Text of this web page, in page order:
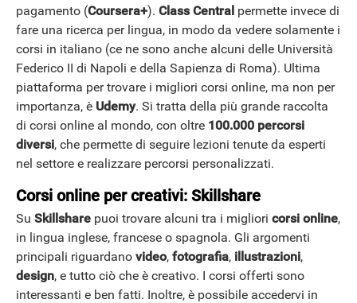
pagamento (Coursera+). Class Central permette invece di
fare una ricerca per lingua, in modo da vedere solamente i
corsi in italiano (ce ne sono anche alcuni delle Università
Federico II di Napoli e della Sapienza di Roma). Ultima
piattaforma per trovare i migliori corsi online, ma non per
importanza, è Udemy. Si tratta della più grande raccolta
di corsi online al mondo, con oltre 100.000 percorsi
diversi, che permette di seguire lezioni tenute da esperti
nel settore e realizzare percorsi personalizzati.
Corsi online per creativi: Skillshare
Su Skillshare puoi trovare alcuni tra i migliori corsi online,
in lingua inglese, francese o spagnola. Gli argomenti
principali riguardano video, fotografia, illustrazioni,
design, e tutto ciò che è creativo. I corsi offerti sono
interessanti e ben fatti. Inoltre, è possibile accedervi in